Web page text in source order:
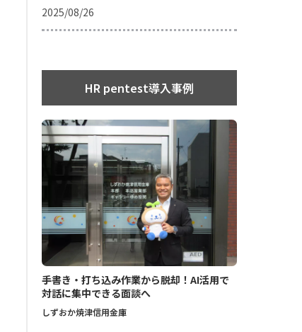
2025/08/26
HR pentest導入事例
手書き・打ち込み作業から脱却！AI活用で
対話に集中できる面談へ
しずおか焼津信用金庫